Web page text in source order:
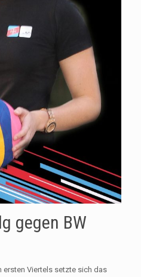
gegen BW
ersten Viertels setzte sich das